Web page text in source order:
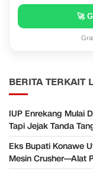
🚀
BERITA TERKAIT
IUP Enrekang Mulai
Tapi Jejak Tanda
Eks Bupati Konawe
Mesin Crusher—Alat